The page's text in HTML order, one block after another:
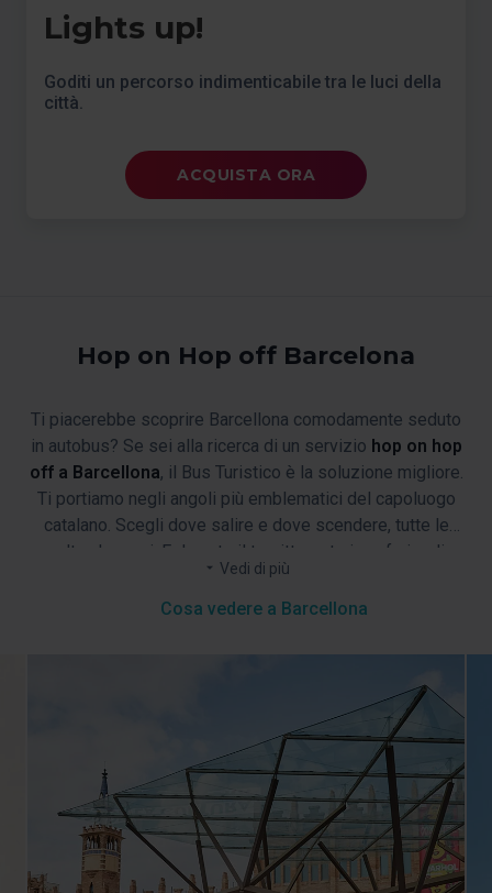
Lights up!
Goditi un percorso indimenticabile tra le luci della
città.
ACQUISTA ORA
Hop on Hop off Barcelona
Ti piacerebbe scoprire Barcellona comodamente seduto
in autobus? Se sei alla ricerca di un servizio hop on hop
off a Barcellona, il Bus Turistico è la soluzione migliore.
Ti portiamo negli angoli più emblematici del capoluogo
catalano. Scegli dove salire e dove scendere, tutte le
volte che vuoi. E durante il tragitto potrai usufruire di
un’audioguida in 6 lingue, con Wifi gratuito, mappa della
città e informazioni turistiche.
due percorsi
Sagrada Famiília, la Casa Batlló o la Pedrera, ma avrai
unica. Goditi il miglior servizio hop on hop off a
Barcellona!
Vedi di più
Cosa vedere a Barcellona